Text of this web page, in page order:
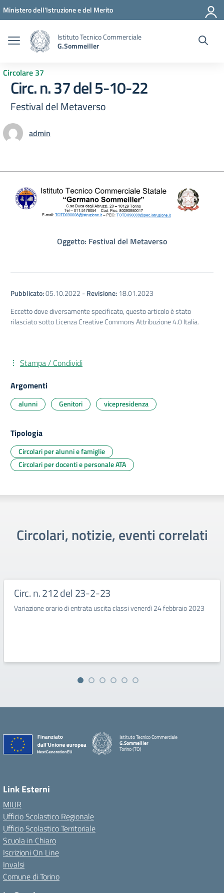
Vai ai contenuti
Vai al menu di navigazione
Vai al footer
Ministero dell'Istruzione e del Merito
Istituto Tecnico Commerciale
G.Sommeiller
Circolare 37
Circ. n. 37 del 5-10-22
Festival del Metaverso
admin
Oggetto: Festival del Metaverso
Pubblicato:05.10.2022 -Revisione:18.01.2023
Eccetto dove diversamente specificato, questo articolo è stato
rilasciato sotto Licenza Creative Commons Attribuzione 4.0 Italia.
Stampa / Condividi
Argomenti
alunni Genitori vicepresidenza
Tipologia
Circolari per alunni e famiglie
Circolari per docenti e personale ATA
Circolari, notizie, eventi correlati
Circ. n. 212 del 23-2-23
Variazione orario di entrata uscita classi venerdì 24 febbraio 2023
Istituto Tecnico Commerciale
G.Sommeiller
Torino (TO)
Link Esterni
MIUR
Ufficio Scolastico Regionale
Ufficio Scolastico Territoriale
Scuola in Chiaro
Iscrizioni On Line
Invalsi
Comune di Torino